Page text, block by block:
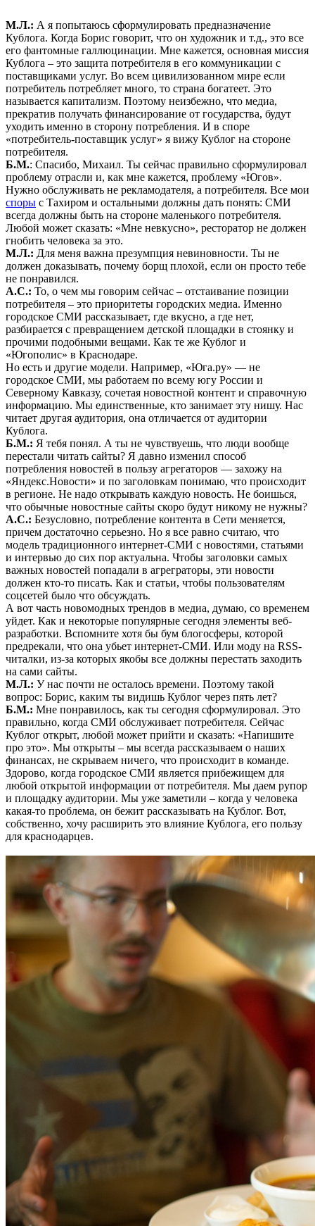
М.Л.: А я попытаюсь сформулировать предназначение
Кублога. Когда Борис говорит, что он художник и т.д., это все
его фантомные галлюцинации. Мне кажется, основная миссия
Кублога – это защита потребителя в его коммуникации с
поставщиками услуг. Во всем цивилизованном мире если
потребитель потребляет много, то страна богатеет. Это
называется капитализм. Поэтому неизбежно, что медиа,
прекратив получать финансирование от государства, будут
уходить именно в сторону потребления. И в споре
«потребитель-поставщик услуг» я вижу Кублог на стороне
потребителя.
Б.М.: Спасибо, Михаил. Ты сейчас правильно сформулировал
проблему отрасли и, как мне кажется, проблему «Югов».
Нужно обслуживать не рекламодателя, а потребителя. Все мои
споры с Тахиром и остальными должны дать понять: СМИ
всегда должны быть на стороне маленького потребителя.
Любой может сказать: «Мне невкусно», ресторатор не должен
гнобить человека за это.
М.Л.: Для меня важна презумпция невиновности. Ты не
должен доказывать, почему борщ плохой, если он просто тебе
не понравился.
А.С.: То, о чем мы говорим сейчас – отстаивание позиции
потребителя – это приоритеты городских медиа. Именно
городское СМИ рассказывает, где вкусно, а где нет,
разбирается с превращением детской площадки в стоянку и
прочими подобными вещами. Как те же Кублог и
«Югополис» в Краснодаре.
Но есть и другие модели. Например, «Юга.ру» — не
городское СМИ, мы работаем по всему югу России и
Северному Кавказу, сочетая новостной контент и справочную
информацию. Мы единственные, кто занимает эту нишу. Нас
читает другая аудитория, она отличается от аудитории
Кублога.
Б.М.: Я тебя понял. А ты не чувствуешь, что люди вообще
перестали читать сайты? Я давно изменил способ
потребления новостей в пользу агрегаторов — захожу на
«Яндекс.Новости» и по заголовкам понимаю, что происходит
в регионе. Не надо открывать каждую новость. Не боишься,
что обычные новостные сайты скоро будут никому не нужны?
А.С.: Безусловно, потребление контента в Сети меняется,
причем достаточно серьезно. Но я все равно считаю, что
модель традиционного интернет-СМИ с новостями, статьями
и интервью до сих пор актуальна. Чтобы заголовки самых
важных новостей попадали в агреграторы, эти новости
должен кто-то писать. Как и статьи, чтобы пользователям
соцсетей было что обсуждать.
А вот часть новомодных трендов в медиа, думаю, со временем
уйдет. Как и некоторые популярные сегодня элементы веб-
разработки. Вспомните хотя бы бум блогосферы, которой
предрекали, что она убьет интернет-СМИ. Или моду на RSS-
читалки, из-за которых якобы все должны перестать заходить
на сами сайты.
М.Л.: У нас почти не осталось времени. Поэтому такой
вопрос: Борис, каким ты видишь Кублог через пять лет?
Б.М.: Мне понравилось, как ты сегодня сформулировал. Это
правильно, когда СМИ обслуживает потребителя. Сейчас
Кублог открыт, любой может прийти и сказать: «Напишите
про это». Мы открыты – мы всегда рассказываем о наших
финансах, не скрываем ничего, что происходит в команде.
Здорово, когда городское СМИ является прибежищем для
любой открытой информации от потребителя. Мы даем рупор
и площадку аудитории. Мы уже заметили – когда у человека
какая-то проблема, он бежит рассказывать на Кублог. Вот,
собственно, хочу расширить это влияние Кублога, его пользу
для краснодарцев.